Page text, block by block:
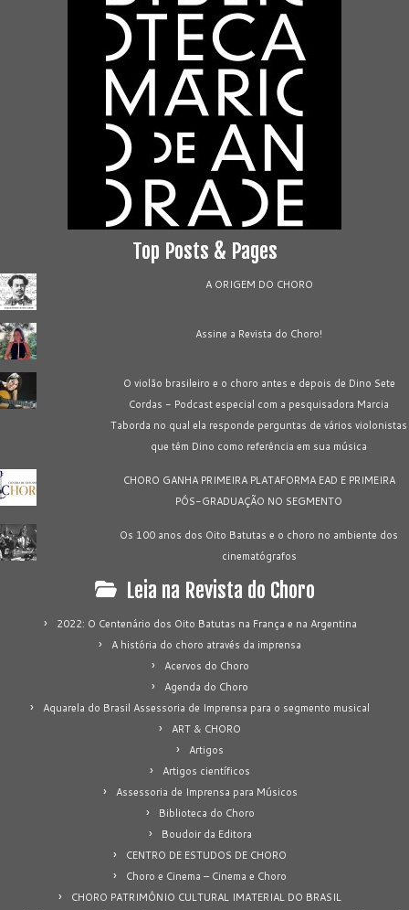
Top Posts & Pages
A ORIGEM DO CHORO
Assine a Revista do Choro!
O violão brasileiro e o choro antes e depois de Dino Sete
Cordas - Podcast especial com a pesquisadora Marcia
Taborda no qual ela responde perguntas de vários violonistas
que têm Dino como referência em sua música
CHORO GANHA PRIMEIRA PLATAFORMA EAD E PRIMEIRA
PÓS-GRADUAÇÃO NO SEGMENTO
Os 100 anos dos Oito Batutas e o choro no ambiente dos
cinematógrafos
Leia na Revista do Choro
2022: O Centenário dos Oito Batutas na França e na Argentina
A história do choro através da imprensa
Acervos do Choro
Agenda do Choro
Aquarela do Brasil Assessoria de Imprensa para o segmento musical
ART & CHORO
Artigos
Artigos científicos
Assessoria de Imprensa para Músicos
Biblioteca do Choro
Boudoir da Editora
CENTRO DE ESTUDOS DE CHORO
Choro e Cinema – Cinema e Choro
CHORO PATRIMÔNIO CULTURAL IMATERIAL DO BRASIL